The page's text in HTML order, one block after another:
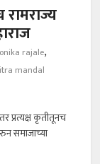
rajale,
mandal
प्रत्यक्ष कृतीतूनच
समाजाच्या